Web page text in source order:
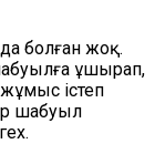
болған жоқ.
ұшырап,
істеп
шабуыл